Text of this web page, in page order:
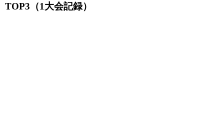
TOP3（1大会記録）